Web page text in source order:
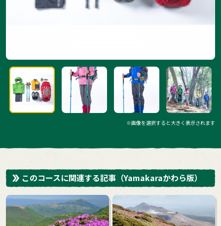
※画像を選択すると大きく表示されます
このコースに関連する記事 （Yamakaraかわら版）